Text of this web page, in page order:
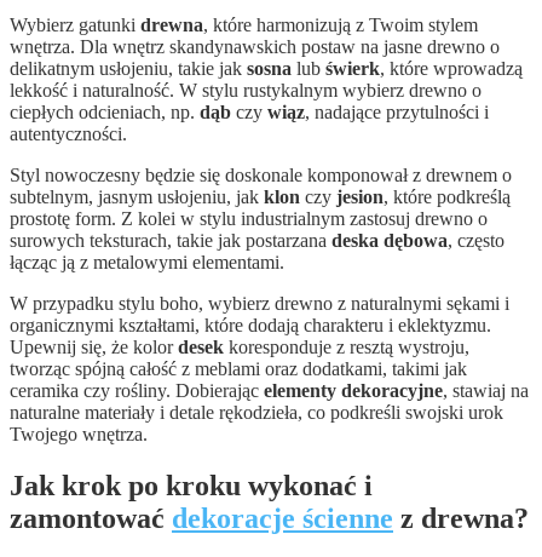
Wybierz gatunki drewna, które harmonizują z Twoim stylem
wnętrza. Dla wnętrz skandynawskich postaw na jasne drewno o
delikatnym usłojeniu, takie jak sosna lub świerk, które wprowadzą
lekkość i naturalność. W stylu rustykalnym wybierz drewno o
ciepłych odcieniach, np. dąb czy wiąz, nadające przytulności i
autentyczności.
Styl nowoczesny będzie się doskonale komponował z drewnem o
subtelnym, jasnym usłojeniu, jak klon czy jesion, które podkreślą
prostotę form. Z kolei w stylu industrialnym zastosuj drewno o
surowych teksturach, takie jak postarzana deska dębowa, często
łącząc ją z metalowymi elementami.
W przypadku stylu boho, wybierz drewno z naturalnymi sękami i
organicznymi kształtami, które dodają charakteru i eklektyzmu.
Upewnij się, że kolordesek koresponduje z resztą wystroju,
tworząc spójną całość z meblami oraz dodatkami, takimi jak
ceramika czy rośliny. Dobierając elementy dekoracyjne, stawiaj na
naturalne materiały i detale rękodzieła, co podkreśli swojski urok
Twojego wnętrza.
Jak krok po kroku wykonać i
zamontować dekoracje ścienne z drewna?